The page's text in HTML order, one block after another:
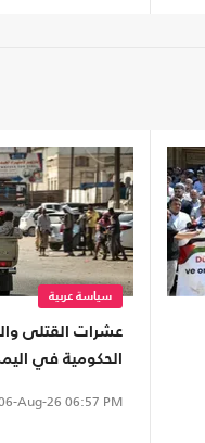
سياسة عربية
عشرات القتلى
الحكومية في
Aug-2606:57 PM